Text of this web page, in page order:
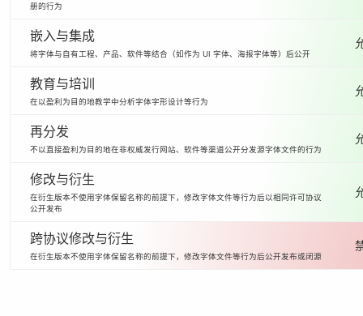
册的行为
嵌入与集成
将字体与自有工程、产品、软件等结合（如作为 UI 字体、海报字体等）后公开
教育与培训
在以盈利为目的地教学中分析字体字形设计等行为
再分发
不以直接盈利为目的地在非权威发行网站、软件等渠道公开分发源字体文件的行为
修改与衍生
在衍生版本不使用字体保留名称的前提下，修改字体文件等行为后以相同许可协议
公开发布
跨协议修改与衍生
在衍生版本不使用字体保留名称的前提下，修改字体文件等行为后公开发布或闭源